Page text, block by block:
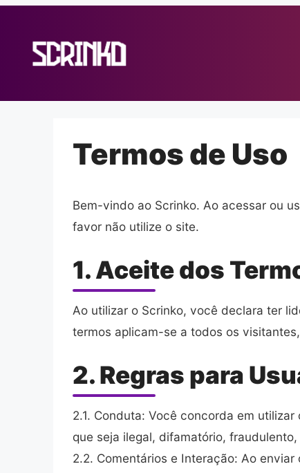
conteúdo
Termos de Uso
Bem-vindo ao Scrinko. Ao acessar ou
favor não utilize o site.
1. Aceite dos
Ao utilizar o Scrinko, você declara ter
termos aplicam-se a todos os
2. Regras para
2.1. Conduta: Você concorda em
que seja ilegal, difamatório,
2.2. Comentários e Interação: Ao